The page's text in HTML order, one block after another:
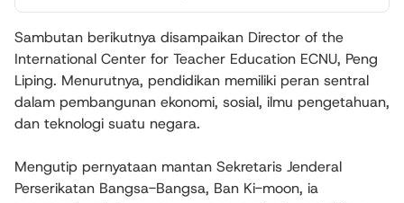
Sambutan berikutnya disampaikan Director of the
International Center for Teacher Education ECNU, Peng
Liping. Menurutnya, pendidikan memiliki peran sentral
dalam pembangunan ekonomi, sosial, ilmu pengetahuan,
dan teknologi suatu negara.
Mengutip pernyataan mantan Sekretaris Jenderal
Perserikatan Bangsa-Bangsa, Ban Ki-moon, ia